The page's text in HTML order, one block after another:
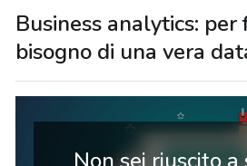
Business analytics: per
bisogno di una vera